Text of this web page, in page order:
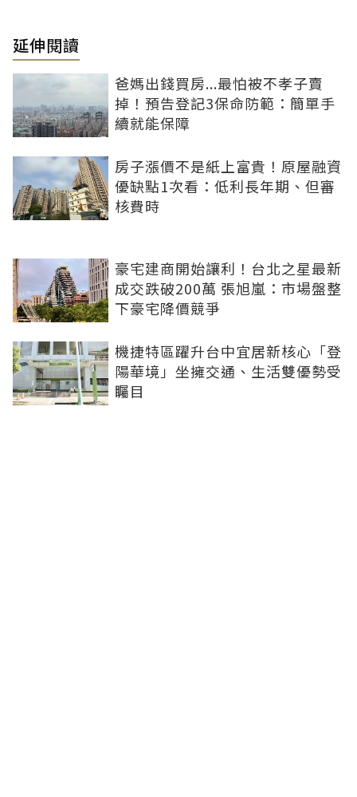
延伸閱讀
爸媽出錢買房...最怕被不孝子賣
掉！預告登記3保命防範：簡單手
續就能保障
房子漲價不是紙上富貴！原屋融資
優缺點1次看：低利長年期、但審
核費時
豪宅建商開始讓利！台北之星最新
成交跌破200萬 張旭嵐：市場盤整
下豪宅降價競爭
機捷特區躍升台中宜居新核心「登
陽華境」坐擁交通、生活雙優勢受
矚目